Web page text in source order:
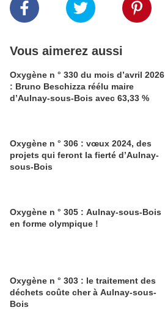
Vous aimerez aussi
Oxygène n ° 330 du mois d’avril 2026
: Bruno Beschizza réélu maire
d’Aulnay-sous-Bois avec 63,33 %
Oxygène n ° 306 : vœux 2024, des
projets qui feront la fierté d’Aulnay-
sous-Bois
Oxygène n ° 305 : Aulnay-sous-Bois
en forme olympique !
Oxygène n ° 303 : le traitement des
déchets coûte cher à Aulnay-sous-
Bois